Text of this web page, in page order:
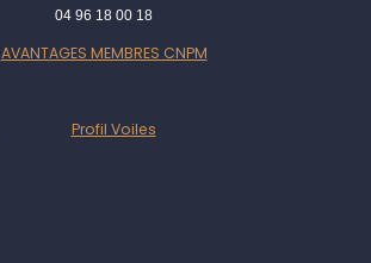
04 96 18 00 18
AVANTAGES MEMBRES CNPM